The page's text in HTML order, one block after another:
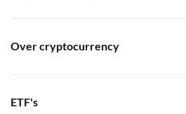
Over cryptocurrency
ETF's